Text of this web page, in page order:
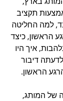
תקציב
למה החליטה
הראשון, כיצד
איך היו
דיבור
הראשון.
של המותג,